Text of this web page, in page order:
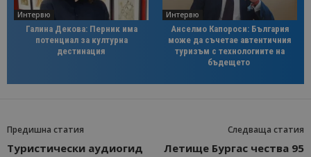
Интервю
Галина Декова: Перник има
потенциал за културна
дестинация
Интервю
Анселмо Капороси: България
може да съчетае автентичния
туризъм с технологиите на
бъдещето
Предишна статия
Туристически аудиогид
Следваща статия
Летище Бургас чества 95